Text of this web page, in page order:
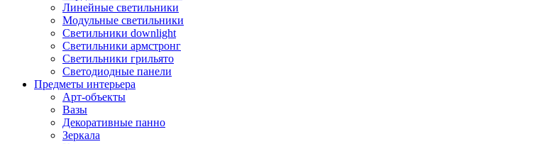
Линейные светильники
Модульные светильники
Светильники downlight
Светильники армстронг
Светильники грильято
Светодиодные панели
Предметы интерьера
Арт-объекты
Вазы
Декоративные панно
Зеркала